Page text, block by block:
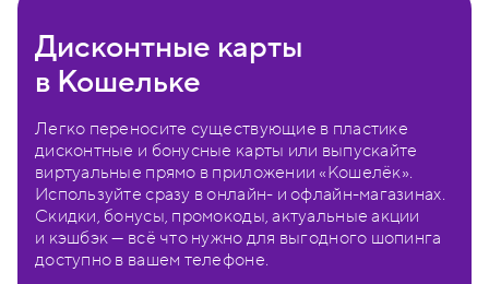
Дисконтные карты
в Кошельке
Легко переносите существующие в пластике
дисконтные и бонусные карты или выпускайте
виртуальные прямо в приложении «Кошелёк».
Используйте сразу в онлайн- и офлайн-магазинах.
Скидки, бонусы, промокоды, актуальные акции
и кэшбэк — всё что нужно для выгодного шопинга
доступно в вашем телефоне.